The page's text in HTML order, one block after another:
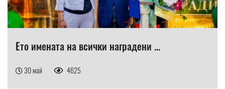
Ето имената на всички наградени ...
30 май 4625